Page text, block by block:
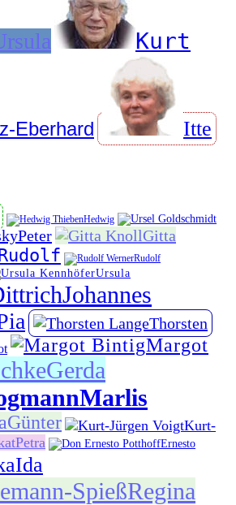
Kurt
Eberhard Itte
Hedwig
Peter Gitta
Rudolf
Ursula
Johannes
Thorsten
Margot
Gerda
Marlis
Günter
Kurt-
Petra Ernesto
Ida
Regina